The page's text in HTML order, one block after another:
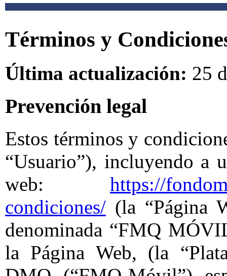
Términos y
Última actualización: 25
Prevención legal
Estos términos y
“Usuario”), incluyendo a
web: https://
condiciones/ (la “Página
denominada “FMQ
la Página Web, (la